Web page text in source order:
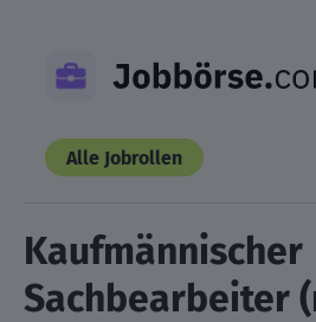
content
Alle Jobrollen
Kaufmännischer
Sachbearbeiter